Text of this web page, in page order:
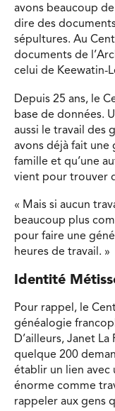
avons beaucoup
dire des
sépultures. Au
documents de
celui de Keewatin-
Depuis 25 ans, le
base de données.
aussi le travail des
avons déjà fait une
famille et qu’une
vient pour trouver
« Mais si aucun
beaucoup plus
pour faire une
heures de travail. »
Identité
Pour rappel, le
généalogie
D’ailleurs, Janet
quelque 200
établir un lien avec
énorme comme
rappeler aux gens